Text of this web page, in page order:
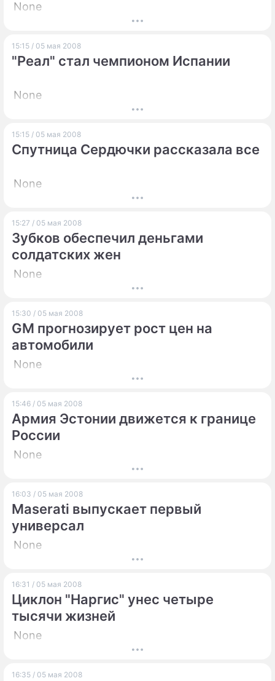
None
15:15 / 05 мая 2008
"Реал" стал чемпионом Испании
None
15:15 / 05 мая 2008
Спутница Сердючки рассказала все
None
15:27 / 05 мая 2008
Зубков обеспечил деньгами
солдатских жен
None
15:30 / 05 мая 2008
GM прогнозирует рост цен на
автомобили
None
15:46 / 05 мая 2008
Армия Эстонии движется к границе
России
None
16:03 / 05 мая 2008
Maserati выпускает первый
универсал
None
16:31 / 05 мая 2008
Циклон "Наргис" унес четыре
тысячи жизней
None
16:35 / 05 мая 2008